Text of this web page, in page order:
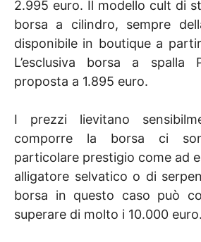
2.995 euro. Il modello cult di
borsa a cilindro, sempre
disponibile in boutique a
L’esclusiva borsa a spalla
proposta a 1.895 euro.
I prezzi lievitano
comporre la borsa ci
particolare prestigio come ad
alligatore selvatico o di
borsa in questo caso può
superare di molto i 10.000 euro.